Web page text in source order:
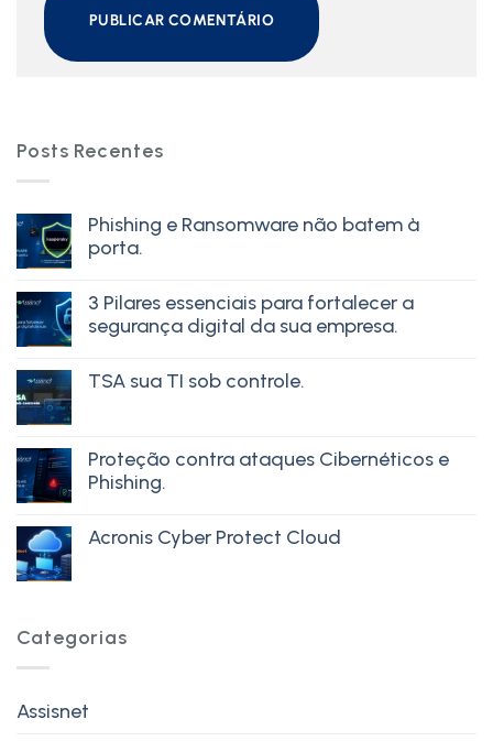
Posts Recentes
Phishing e Ransomware não batem à
porta.
3 Pilares essenciais para fortalecer a
segurança digital da sua empresa.
TSA sua TI sob controle.
Proteção contra ataques Cibernéticos e
Phishing.
Acronis Cyber Protect Cloud
Categorias
Assisnet